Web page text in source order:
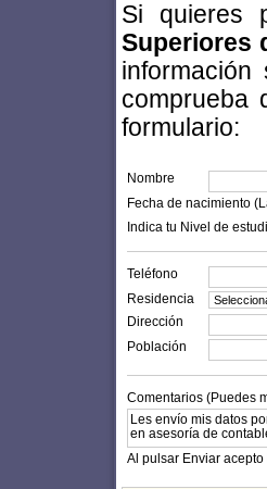
Si quieres
Superiores
información
comprueba
formulario:
Nombre
Fecha de nacimiento
Indica tu Nivel de
Teléfono
Residencia
Dirección
Población
Comentarios (Puedes
Al pulsar Enviar acepto